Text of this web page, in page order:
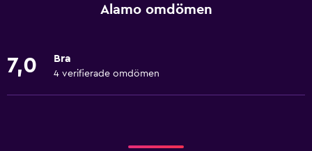
Alamo omdömen
7,0 Bra
4 verifierade omdömen